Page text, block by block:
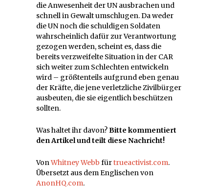
die Anwesenheit der UN ausbrachen und
schnell in Gewalt umschlugen. Da weder
die UN noch die schuldigen Soldaten
wahrscheinlich dafür zur Verantwortung
gezogen werden, scheint es, dass die
bereits verzweifelte Situation in der CAR
sich weiter zum Schlechten entwickeln
wird – größtenteils aufgrund eben genau
der Kräfte, die jene verletzliche Zivilbürger
ausbeuten, die sie eigentlich beschützen
sollten.
Was haltet ihr davon?Bitte kommentiert
den Artikel und teilt diese Nachricht!
VonWhitney Webb fürtrueactivist.com.
Übersetzt aus dem Englischen von
AnonHQ.com.